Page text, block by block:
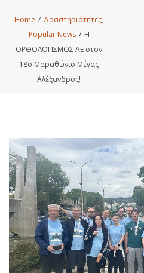
Home / Δραστηριότητες,
Popular News / Η
ΟΡΘΟΛΟΓΙΣΜΟΣ ΑΕ στον
18o Μαραθώνιο Μέγας
Αλέξανδρος!